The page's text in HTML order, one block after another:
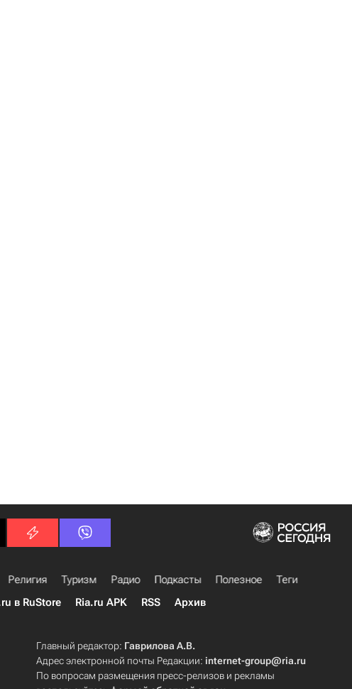
Религия Туризм Радио Подкасты Полезное
Теги
в RuStore Ria.ru APK RSS Архив
Главный редактор: Гаврилова А.В.
Адрес электронной почты Редакции:internet-group@ria.ru
По вопросам размещения пресс-релизов и рекламы